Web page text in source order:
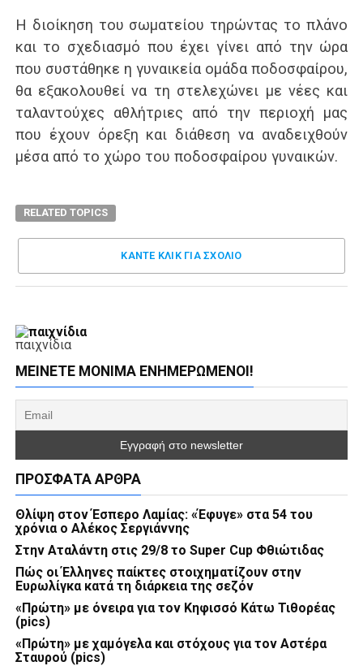
Η διοίκηση του σωματείου τηρώντας το πλάνο
και το σχεδιασμό που έχει γίνει από την ώρα
που συστάθηκε η γυναικεία ομάδα ποδοσφαίρου,
θα εξακολουθεί να τη στελεχώνει με νέες και
ταλαντούχες αθλήτριες από την περιοχή μας
που έχουν όρεξη και διάθεση να αναδειχθούν
μέσα από το χώρο του ποδοσφαίρου γυναικών.
RELATED TOPICS
ΚΑΝΤΕ ΚΛΊΚ ΓΙΑ ΣΧΌΛΙΟ
παιχνίδια
ΜΕΊΝΕΤΕ ΜΌΝΙΜΑ ΕΝΗΜΕΡΏΜΕΝΟΙ!
ΠΡΌΣΦΑΤΑ ΆΡΘΡΑ
Θλίψη στον Έσπερο Λαμίας: «Έφυγε» στα 54 του
χρόνια ο Αλέκος Σεργιάννης
Στην Αταλάντη στις 29/8 το Super Cup Φθιώτιδας
Πώς οι Έλληνες παίκτες στοιχηματίζουν στην
Ευρωλίγκα κατά τη διάρκεια της σεζόν
«Πρώτη» με όνειρα για τον Κηφισσό Κάτω Τιθορέας
(pics)
«Πρώτη» με χαμόγελα και στόχους για τον Αστέρα
Σταυρού (pics)